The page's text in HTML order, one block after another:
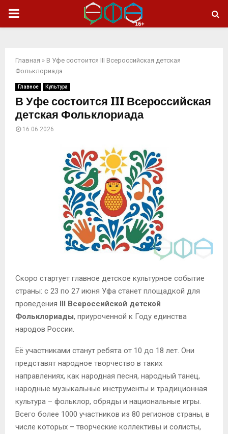
ОСНОВНОЕ
Главная » В Уфе состоится III Всероссийская детская
Фольклориада
Главное Культура
В Уфе состоится III Всероссийская
детская Фольклориада
16.06.2026
Скоро стартует главное детское культурное событие
страны: с 23 по 27 июня Уфа станет площадкой для
проведения III Всероссийской детской
Фольклориады, приуроченной к Году единства
народов России.
Её участниками станут ребята от 10 до 18 лет. Они
представят народное творчество в таких
направлениях, как народная песня, народный танец,
народные музыкальные инструменты и традиционная
культура – фольклор, обряды и национальные игры.
Всего более 1000 участников из 80 регионов страны, в
числе которых – творческие коллективы и солисты,